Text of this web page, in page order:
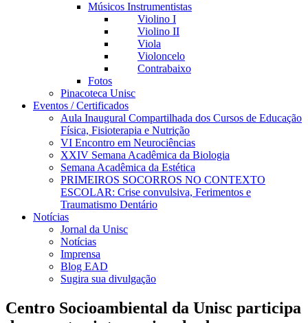
Músicos Instrumentistas
Violino I
Violino II
Viola
Violoncelo
Contrabaixo
Fotos
Pinacoteca Unisc
Eventos / Certificados
Aula Inaugural Compartilhada dos Cursos de Educação
Física, Fisioterapia e Nutrição
VI Encontro em Neurociências
XXIV Semana Acadêmica da Biologia
Semana Acadêmica da Estética
PRIMEIROS SOCORROS NO CONTEXTO
ESCOLAR: Crise convulsiva, Ferimentos e
Traumatismo Dentário
Notícias
Jornal da Unisc
Notícias
Imprensa
Blog EAD
Sugira sua divulgação
Centro Socioambiental da Unisc participa